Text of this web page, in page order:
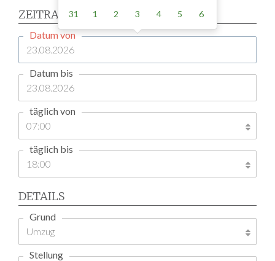
ZEITRAUM
Datum von
Datum bis
täglich von
täglich bis
DETAILS
Grund
Stellung
31
1 2 3 4 5 6